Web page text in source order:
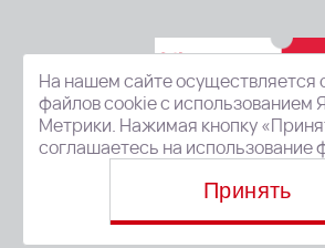
На нашем сайте осуществляется
файлов cookie с использованием
Метрики. Нажимая кнопку
соглашаетесь на использование
Принять